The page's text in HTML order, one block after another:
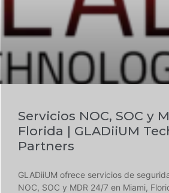
Servicios NOC, SOC y
Florida | GLADiiUM
Partners
GLADiiUM ofrece servicios de
NOC, SOC y MDR 24/7 en Miami,